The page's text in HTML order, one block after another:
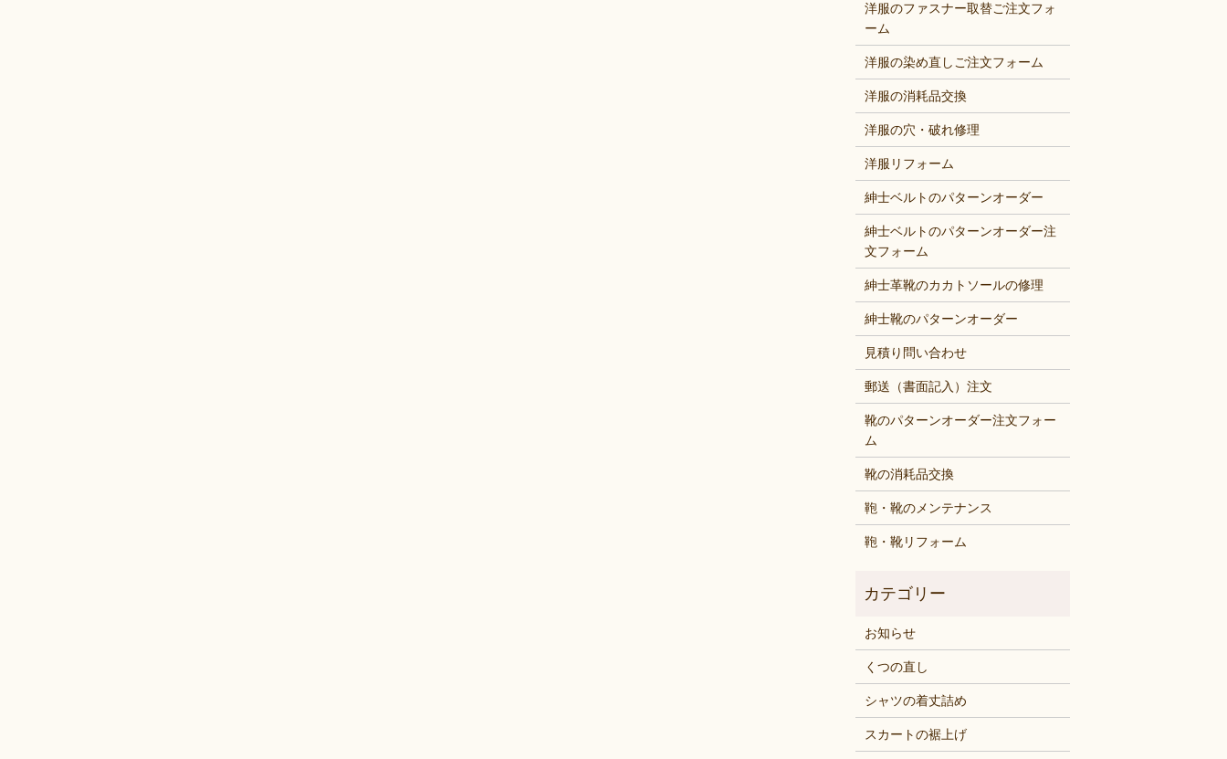
洋服のファスナー取替ご注文フォ
ーム
洋服の染め直しご注文フォーム
洋服の消耗品交換
洋服の穴・破れ修理
洋服リフォーム
紳士ベルトのパターンオーダー
紳士ベルトのパターンオーダー注
文フォーム
紳士革靴のカカトソールの修理
紳士靴のパターンオーダー
見積り問い合わせ
郵送（書面記入）注文
靴のパターンオーダー注文フォー
ム
靴の消耗品交換
鞄・靴のメンテナンス
鞄・靴リフォーム
お知らせ
くつの直し
シャツの着丈詰め
スカートの裾上げ